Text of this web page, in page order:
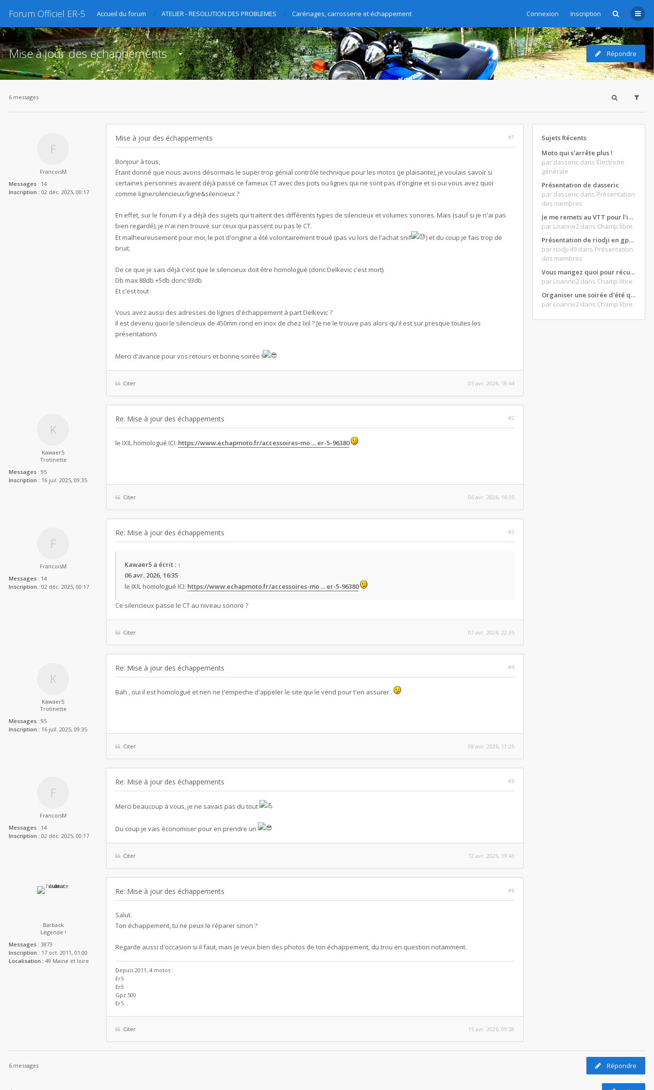
Forum Officiel ER-5 Connexion Inscription
Accueil du forum ATELIER - RESOLUTION DES PROBLEMES Carénages, carrosserie et échappement
Mise à jour des échappements Répondre
6 messages
FrancoisM
Messages : 14
Inscription : 02 déc. 2025, 00:17
Mise à jour des échappements #1
Bonjour à tous,
Étant donné que nous avons désormais le super trop génial contrôle technique pour les motos (je plaisante), je voulais savoir si
certaines personnes avaient déjà passé ce fameux CT avec des pots ou lignes qui ne sont pas d'origine et si oui vous avez quoi
comme ligne/silencieux/ligne&silencieux ?
En effet, sur le forum il y a déjà des sujets qui traitent des différents types de silencieux et volumes sonores. Mais (sauf si je n'ai pas
bien regardé), je n'ai rien trouvé sur ceux qui passent ou pas le CT.
Et malheureusement pour moi, le pot d'origine a été volontairement troué (pas vu lors de l'achat snif
) et du coup je fais trop de
bruit.
De ce que je sais déjà c'est que le silencieux doit être homologué (donc Delkevic c'est mort)
Db max 88db +5db donc 93db
Et c'est tout
Vous avez aussi des adresses de lignes d'échappement à part Delkevic ?
Il est devenu quoi le silencieux de 450mm rond en inox de chez Ixil ? Je ne le trouve pas alors qu'il est sur presque toutes les
présentations
Merci d'avance pour vos retours et bonne soirée !
Citer 05 avr. 2026, 18:44
Kawaer5
Trotinette
Messages : 95
Inscription : 16 juil. 2025, 09:35
Re: Mise à jour des échappements #2
le IXIL homologué ICI: https://www.echapmoto.fr/accessoires-mo ... er-5-96380
Citer 06 avr. 2026, 16:35
FrancoisM
Messages : 14
Inscription : 02 déc. 2025, 00:17
Re: Mise à jour des échappements #3
Kawaer5 a écrit : ↑
06 avr. 2026, 16:35
le IXIL homologué ICI: https://www.echapmoto.fr/accessoires-mo ... er-5-96380
Ce silencieux passe le CT au niveau sonore ?
Citer 07 avr. 2026, 22:35
Kawaer5
Trotinette
Messages : 95
Inscription : 16 juil. 2025, 09:35
Re: Mise à jour des échappements #4
Bah , oui il est homologué et rien ne t'empeche d'appeler le site qui le vend pour t'en assurer .
Citer 08 avr. 2026, 11:25
FrancoisM
Messages : 14
Inscription : 02 déc. 2025, 00:17
Re: Mise à jour des échappements #5
Merci beaucoup à vous, je ne savais pas du tout
Du coup je vais économiser pour en prendre un
Citer 12 avr. 2026, 19:43
Barback
Légende !
Messages : 3873
Inscription : 17 oct. 2011, 01:00
Localisation : 49 Maine et loire
Re: Mise à jour des échappements #6
Salut.
Ton échappement, tu ne peux le réparer sinon ?
Regarde aussi d'occasion si il faut, mais je veux bien des photos de ton échappement, du trou en question notamment.
Depuis 2011, 4 motos :
Er5
Er5
Gpz 500
Er5...
Citer 15 avr. 2026, 09:28
Sujets Récents
Moto qui s'arrête plus !
par dasseric dans Électricité
générale
Présentation de dasseric
par dasseric dans Présentation
des membres
Je me remets au VTT pour l'intersaison, version électrique
par Loanne2 dans Champ libre
Présentation de riodji en gpz500
par riodji-49 dans Présentation
des membres
Vous mangez quoi pour récupérer après une grosse journée de moto ?
par Loanne2 dans Champ libre
Organiser une soirée d'été qui claque : vos bons plans matos ?
par Loanne2 dans Champ libre
6 messages Répondre